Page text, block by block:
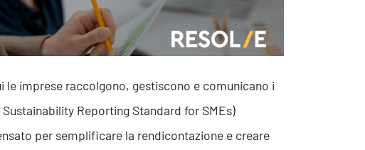
imprese raccolgono, gestiscono e comunicano i
Reporting Standard for SMEs)
per semplificare la rendicontazione e creare